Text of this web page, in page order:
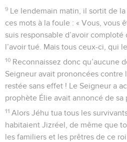
9 Le lendemain matin, il sortit de la
ces mots à la foule : « Vous, vous
suis responsable d’avoir
l’avoir tué. Mais tous ceux-ci, qui
10 Reconnaissez donc qu’aucune
Seigneur avait prononcées contre
restée sans effet ! Le Seigneur a
prophète Élie avait annoncé de sa
11 Alors Jéhu tua tous les
habitaient Jizréel, de même que
les familiers et les prêtres de ce